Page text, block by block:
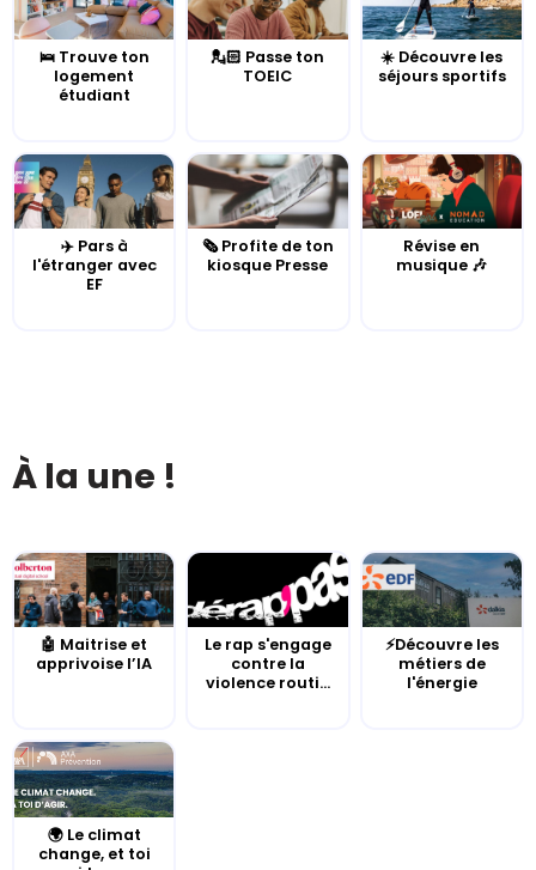
🛌 Trouve ton
logement
étudiant
💂🏻 Passe ton
TOEIC
☀️ Découvre les
séjours sportifs
✈️ Pars à
l'étranger avec
EF
🗞️ Profite de ton
kiosque Presse
Révise en
musique 🎶
À la une !
🤖 Maitrise et
apprivoise l’IA
Le rap s'engage
contre la
violence routi...
⚡Découvre les
métiers de
l'énergie
🌍 Le climat
change, et toi